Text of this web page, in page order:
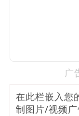
广
在此栏嵌入您
制图片/视频广